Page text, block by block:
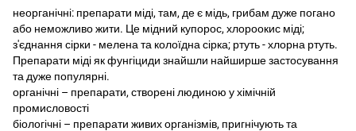
неорганічні: препарати міді, там, де є мідь, грибам дуже погано
або неможливо жити. Це мідний купорос, хлороокис міді;
з'єднання сірки - мелена та колоїдна сірка; ртуть - хлорна ртуть.
Препарати міді як фунгіциди знайшли найширше застосування
та дуже популярні.
органічні – препарати, створені людиною у хімічній
промисловості
біологічні – препарати живих організмів, пригнічують та